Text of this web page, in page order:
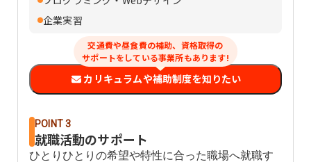
企業実習
交通費や昼食費の補助、資格取得の
サポートをしている事業所もあります!
カリキュラムや補助制度を知りたい
POINT 3
就職活動のサポート
ひとりひとりの希望や特性に合った職場へ就職す